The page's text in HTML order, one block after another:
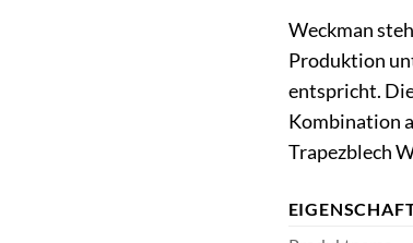
Weckman
Produktion
entspricht.
Kombination
Trapezblech